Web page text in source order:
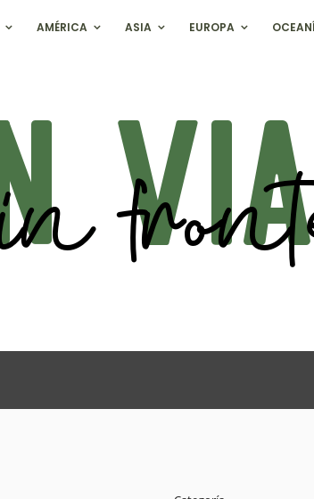
AMÉRICA ASIA EUROPA